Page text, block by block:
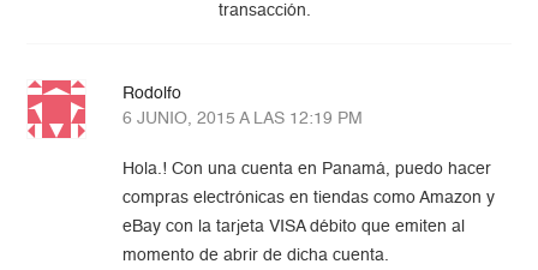
transacción.
Rodolfo
6 JUNIO, 2015 A LAS 12:19 PM
Hola.! Con una cuenta en Panamá, puedo hacer
compras electrónicas en tiendas como Amazon y
eBay con la tarjeta VISA débito que emiten al
momento de abrir de dicha cuenta.